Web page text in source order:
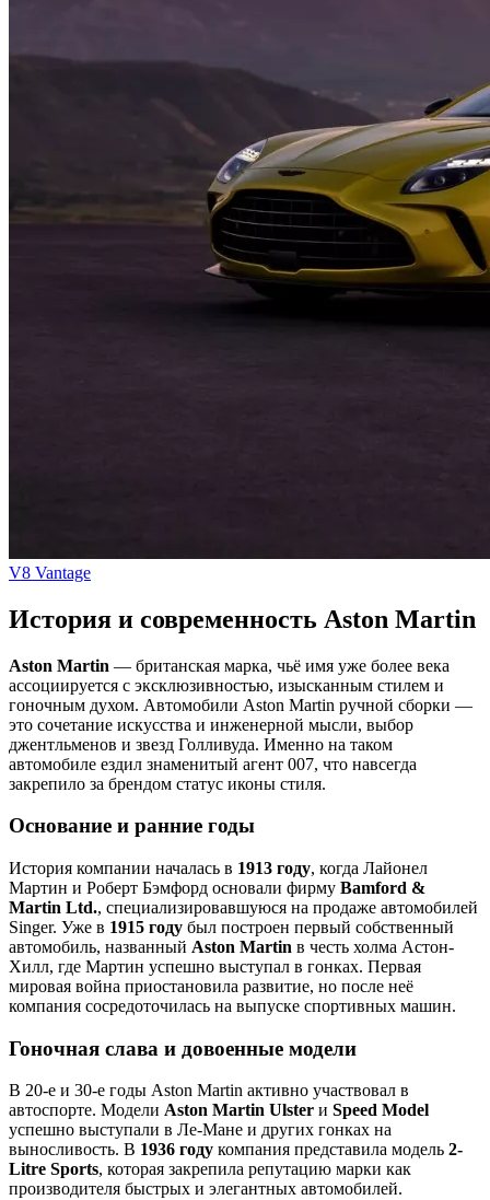
V8 Vantage
История и современность Aston Martin
Aston Martin — британская марка, чьё имя уже более века
ассоциируется с эксклюзивностью, изысканным стилем и
гоночным духом. Автомобили Aston Martin ручной сборки —
это сочетание искусства и инженерной мысли, выбор
джентльменов и звезд Голливуда. Именно на таком
автомобиле ездил знаменитый агент 007, что навсегда
закрепило за брендом статус иконы стиля.
Основание и ранние годы
История компании началась в 1913 году, когда Лайонел
Мартин и Роберт Бэмфорд основали фирму Bamford &
Martin Ltd., специализировавшуюся на продаже автомобилей
Singer. Уже в 1915 году был построен первый собственный
автомобиль, названный Aston Martin в честь холма Астон-
Хилл, где Мартин успешно выступал в гонках. Первая
мировая война приостановила развитие, но после неё
компания сосредоточилась на выпуске спортивных машин.
Гоночная слава и довоенные модели
В 20-е и 30-е годы Aston Martin активно участвовал в
автоспорте. Модели Aston Martin Ulster и Speed Model
успешно выступали в Ле-Мане и других гонках на
выносливость. В 1936 году компания представила модель 2-
Litre Sports, которая закрепила репутацию марки как
производителя быстрых и элегантных автомобилей.